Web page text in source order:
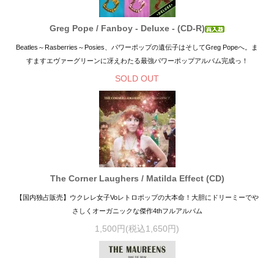
Greg Pope / Fanboy - Deluxe - (CD-R)
Beatles～Rasberries～Posies、パワーポップの遺伝子はそしてGreg Popeへ。ま
すますエヴァーグリーンに冴えわたる最強パワーポップアルバム完成っ！
SOLD OUT
The Corner Laughers / Matilda Effect (CD)
【国内独占販売】ウクレレ女子Voレトロポップの大本命！大胆にドリーミーでや
さしくオーガニックな傑作4thフルアルバム
1,500円(税込1,650円)